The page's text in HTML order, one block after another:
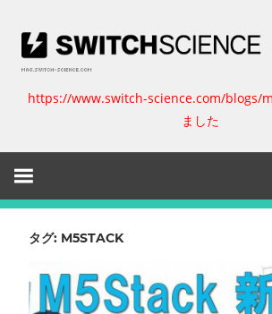
ッ
ス
イ
ッ
サ
https://www.switch-science.com/blogs/
ました
タグ: M5STACK